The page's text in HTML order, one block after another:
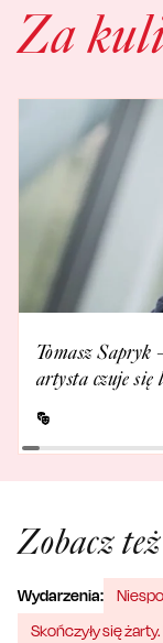
Za
Tomasz Sapryk
artysta czuje się
Zobacz też
Wydarzenia:
Skończyły się